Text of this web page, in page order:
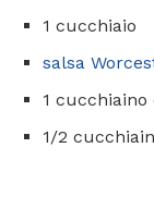
1 cucchiaio
salsa
1
1/2